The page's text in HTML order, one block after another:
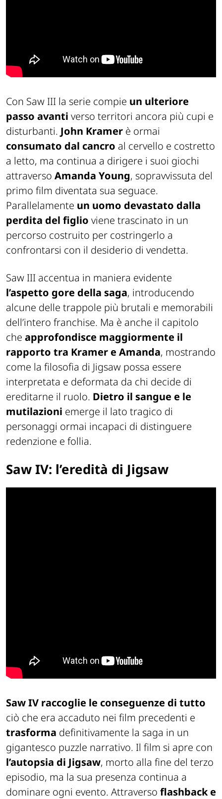
Con Saw III la serie compie un ulteriore
passo avanti verso territori ancora più cupi e
disturbanti. John Kramer è ormai
consumato dal cancro al cervello e costretto
a letto, ma continua a dirigere i suoi giochi
attraverso Amanda Young, sopravvissuta del
primo film diventata sua seguace.
Parallelamente un uomo devastato dalla
perdita del figlio viene trascinato in un
percorso costruito per costringerlo a
confrontarsi con il desiderio di vendetta.
Saw III accentua in maniera evidente
l’aspetto gore della saga, introducendo
alcune delle trappole più brutali e memorabili
dell’intero franchise. Ma è anche il capitolo
che approfondisce maggiormente il
rapporto tra Kramer e Amanda, mostrando
come la filosofia di Jigsaw possa essere
interpretata e deformata da chi decide di
ereditarne il ruolo. Dietro il sangue e le
mutilazioni emerge il lato tragico di
personaggi ormai incapaci di distinguere
redenzione e follia.
Saw IV: l’eredità di Jigsaw
Saw IV raccoglie le conseguenze di tutto
ciò che era accaduto nei film precedenti e
trasforma definitivamente la saga in un
gigantesco puzzle narrativo. Il film si apre con
l’autopsia di Jigsaw, morto alla fine del terzo
episodio, ma la sua presenza continua a
dominare ogni evento. Attraverso flashback e